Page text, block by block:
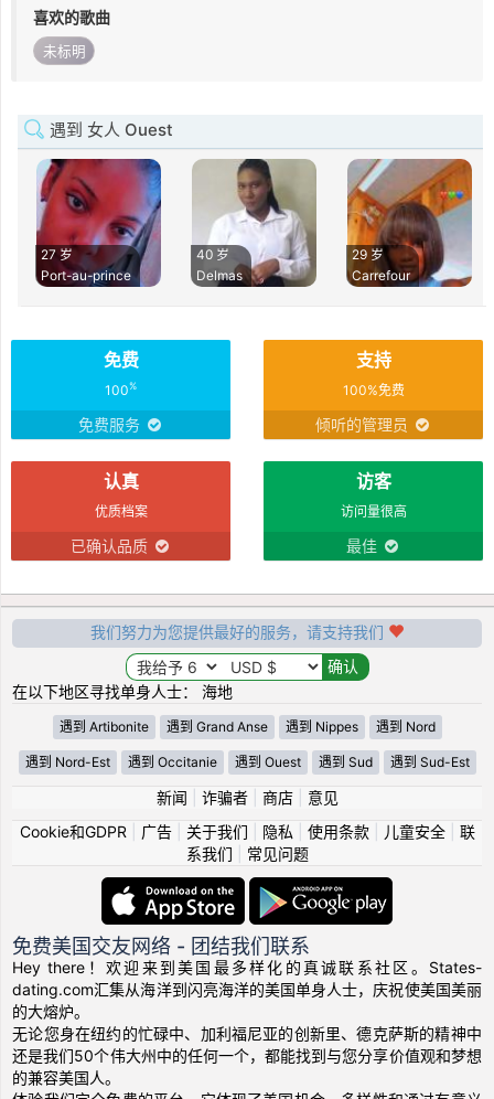
喜欢的歌曲
未标明
遇到 女人 Ouest
27 岁
Port-au-prince
40 岁
Delmas
29 岁
Carrefour
免费
100%
免费服务
支持
100%免费
倾听的管理员
认真
优质档案
已确认品质
访客
访问量很高
最佳
我们努力为您提供最好的服务，请支持我们
在以下地区寻找单身人士： 海地
遇到 Artibonite 遇到 Grand Anse 遇到 Nippes 遇到 Nord
遇到 Nord-Est 遇到 Occitanie 遇到 Ouest 遇到 Sud 遇到 Sud-Est
新闻 诈骗者| 商店| 意见
Cookie和GDPR
广告| 关于我们 隐私 使用条款| 儿童安全| 联
系我们
常见问题
免费美国交友网络 - 团结我们联系
Hey there！欢迎来到美国最多样化的真诚联系社区。States-
dating.com汇集从海洋到闪亮海洋的美国单身人士，庆祝使美国美丽
的大熔炉。
无论您身在纽约的忙碌中、加利福尼亚的创新里、德克萨斯的精神中
还是我们50个伟大州中的任何一个，都能找到与您分享价值观和梦想
的兼容美国人。